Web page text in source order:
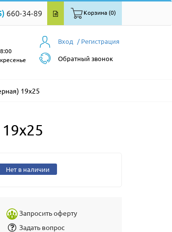
660-34-89 Корзина (0)
Вход / Регистрация
Обратный звонок
19х25
Нет в наличии
Запросить оферту
Задать вопрос